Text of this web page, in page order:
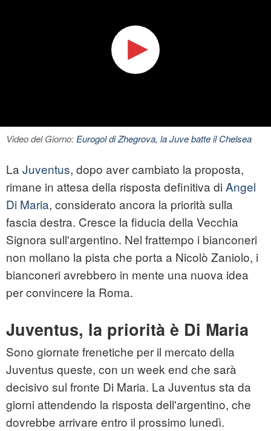
Video del Giorno:Eurogol di Zhegrova, la Juve batte il Chelsea
La Juventus, dopo aver cambiato la proposta,
rimane in attesa della risposta definitiva di Angel
Di Maria, considerato ancora la priorità sulla
fascia destra. Cresce la fiducia della Vecchia
Signora sull'argentino. Nel frattempo i bianconeri
non mollano la pista che porta a Nicolò Zaniolo, i
bianconeri avrebbero in mente una nuova idea
per convincere la Roma.
Juventus, la priorità è Di Maria
Sono giornate frenetiche per il mercato della
Juventus queste, con un week end che sarà
decisivo sul fronte Di Maria. La Juventus sta da
giorni attendendo la risposta dell'argentino, che
dovrebbe arrivare entro il prossimo lunedì.